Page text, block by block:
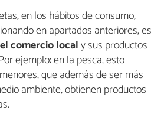
en los hábitos de consumo,
en apartados anteriores, es
comercio localy sus productos
ejemplo: en la pesca, esto
que además de ser más
ambiente, obtienen productos